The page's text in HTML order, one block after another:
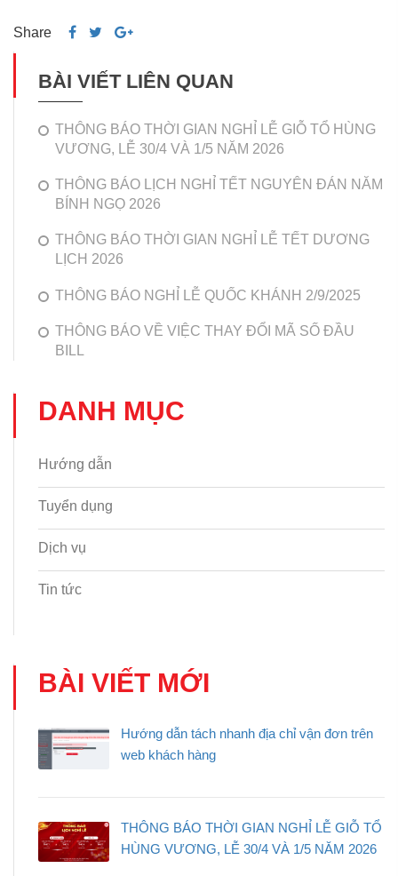
Share
BÀI VIẾT LIÊN QUAN
THÔNG BÁO THỜI GIAN NGHỈ LỄ GIỖ TỔ HÙNG
VƯƠNG, LỄ 30/4 VÀ 1/5 NĂM 2026
THÔNG BÁO LỊCH NGHỈ TẾT NGUYÊN ĐÁN NĂM
BÍNH NGỌ 2026
THÔNG BÁO THỜI GIAN NGHỈ LỄ TẾT DƯƠNG
LỊCH 2026
THÔNG BÁO NGHỈ LỄ QUỐC KHÁNH 2/9/2025
THÔNG BÁO VỀ VIỆC THAY ĐỔI MÃ SỐ ĐẦU
BILL
DANH MỤC
Hướng dẫn
Tuyển dụng
Dịch vụ
Tin tức
BÀI VIẾT MỚI
Hướng dẫn tách nhanh địa chỉ vận đơn trên
web khách hàng
THÔNG BÁO THỜI GIAN NGHỈ LỄ GIỖ TỔ
HÙNG VƯƠNG, LỄ 30/4 VÀ 1/5 NĂM 2026